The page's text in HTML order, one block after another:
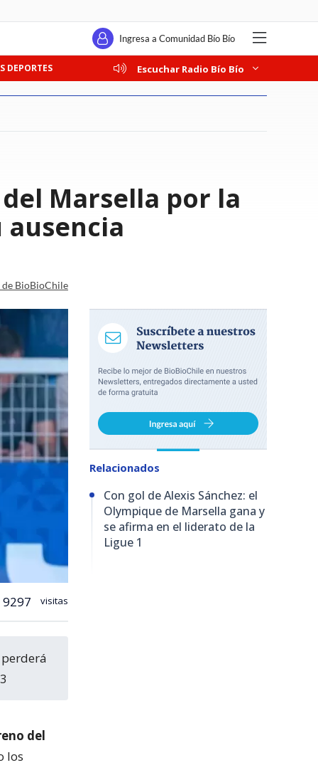
Ingresa a Comunidad Bío Bío
DEPORTES Escuchar Radio Bío Bío
Marsella por la
ausencia
de BioBioChile
9297 visitas
del
los
Relacionados
Con gol de Alexis Sánchez: el
Olympique de Marsella gana y
se afirma en el liderato de la
Ligue 1